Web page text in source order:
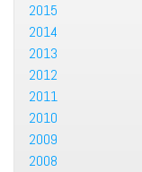
2015
2014
2013
2012
2011
2010
2009
2008